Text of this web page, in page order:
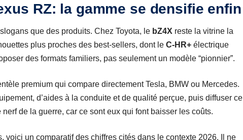
RZ: la gamme se densifie enfin
que des produits. Chez Toyota, le bZ4X reste la vitrine la
plus proches des best-sellers, dont le C-HR+ électrique
des formats familiers, pas seulement un modèle “pionnier”.
premium qui compare directement Tesla, BMW ou Mercedes.
d’aides à la conduite et de qualité perçue, puis diffuser ce
de la guerre, car ce sont eux qui font baisser les coûts.
voici un comparatif des chiffres cités dans le contexte 2026. Il ne